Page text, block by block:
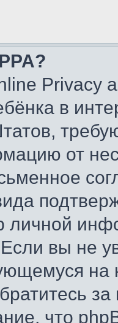
Privacy
в
от
личной
вы не
что